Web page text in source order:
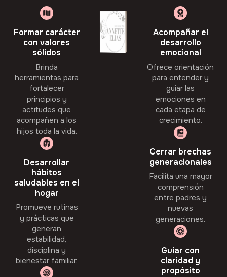
Formar carácter
con valores
sólidos
Brinda
herramientas para
fortalecer
principios y
actitudes que
acompañen a los
hijos toda la vida.
Desarrollar
hábitos
saludables en el
hogar
Promueve rutinas
y prácticas que
generan
estabilidad,
disciplina y
bienestar familiar.
Acompañar el
desarrollo
emocional
Ofrece orientación
para entender y
guiar las
emociones en
cada etapa de
crecimiento.
Cerrar brechas
generacionales
Facilita una mayor
comprensión
entre padres y
nuevas
generaciones.
Guiar con
claridad y
propósito